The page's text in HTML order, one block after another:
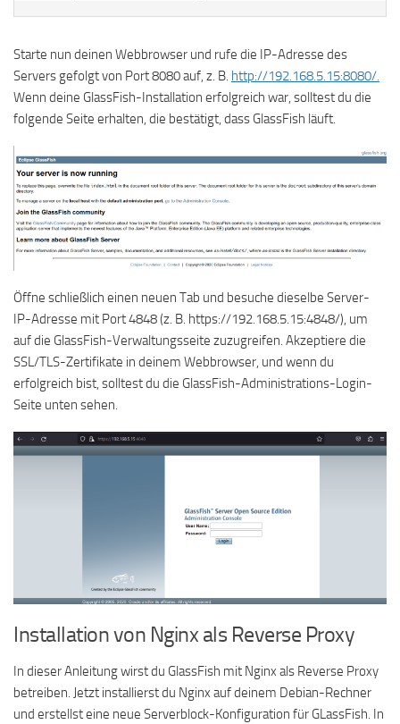
Starte nun deinen Webbrowser und rufe die IP-Adresse des
Servers gefolgt von Port 8080 auf, z. B. http://192.168.5.15:8080/.
Wenn deine GlassFish-Installation erfolgreich war, solltest du die
folgende Seite erhalten, die bestätigt, dass GlassFish läuft.
Öffne schließlich einen neuen Tab und besuche dieselbe Server-
IP-Adresse mit Port 4848 (z. B. https://192.168.5.15:4848/), um
auf die GlassFish-Verwaltungsseite zuzugreifen. Akzeptiere die
SSL/TLS-Zertifikate in deinem Webbrowser, und wenn du
erfolgreich bist, solltest du die GlassFish-Administrations-Login-
Seite unten sehen.
Installation von Nginx als Reverse Proxy
In dieser Anleitung wirst du GlassFish mit Nginx als Reverse Proxy
betreiben. Jetzt installierst du Nginx auf deinem Debian-Rechner
und erstellst eine neue Serverblock-Konfiguration für GLassFish. In